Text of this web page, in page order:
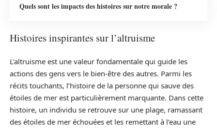
Quels sont les impacts des histoires sur notre morale ?
Histoires inspirantes sur l’altruisme
L’altruisme est une valeur fondamentale qui guide les
actions des gens vers le bien-être des autres. Parmi les
récits touchants, l’histoire de la personne qui sauve des
étoiles de mer est particulièrement marquante. Dans cette
histoire, un individu se retrouve sur une plage, ramassant
des étoiles de mer échouées et les remettant à l’eau une